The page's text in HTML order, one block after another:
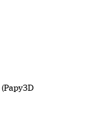
(Papy3D